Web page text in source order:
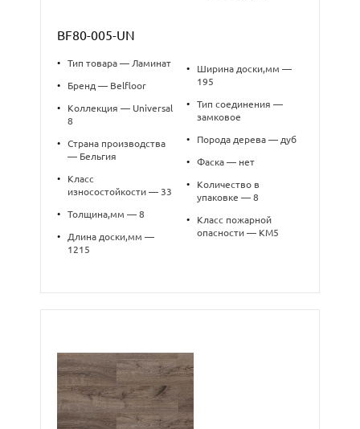
BF80-005-UN
• Тип товара — Ламинат
• Бренд — Belfloor
•
Коллекция — Universal
8
•
Страна производства
— Бельгия
•
Класс
износостойкости — 33
• Толщина,мм — 8
•
Длина доски,мм —
1215
•
Ширина доски,мм —
195
•
Тип соединения —
замковое
• Порода дерева — дуб
• Фаска — нет
•
Количество в
упаковке — 8
•
Класс пожарной
опасности — КМ5